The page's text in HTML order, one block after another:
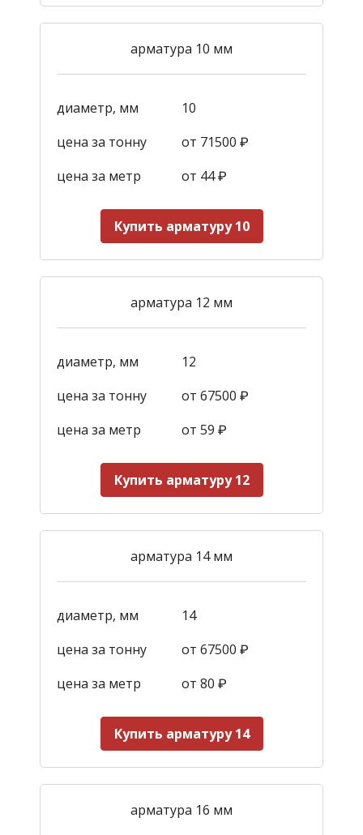
арматура 10 мм
диаметр, мм
10
цена за тонну
от 71500 ₽
цена за метр
от 44₽
Купить арматуру 10
арматура 12 мм
диаметр, мм
12
цена за тонну
от 67500 ₽
цена за метр
от 59 ₽
Купить арматуру 12
арматура 14 мм
диаметр, мм
14
цена за тонну
от 67500 ₽
цена за метр
от 80 ₽
Купить арматуру 14
арматура 16 мм